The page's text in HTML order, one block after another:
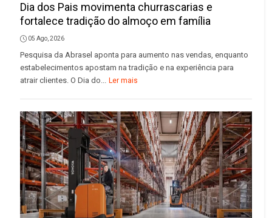
Dia dos Pais movimenta churrascarias e
fortalece tradição do almoço em família
05 Ago, 2026
Pesquisa da Abrasel aponta para aumento nas vendas, enquanto
estabelecimentos apostam na tradição e na experiência para
atrair clientes. O Dia do... Ler mais